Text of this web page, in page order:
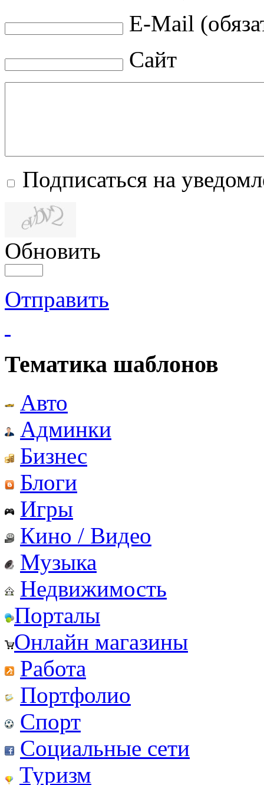
E-Mail
Сайт
Подписаться на
Обновить
Отправить
Тематика шаблонов
Авто
Админки
Бизнес
Блоги
Игры
Кино / Видео
Музыка
Недвижимость
Порталы
Онлайн магазины
Работа
Портфолио
Спорт
Социальные сети
Туризм